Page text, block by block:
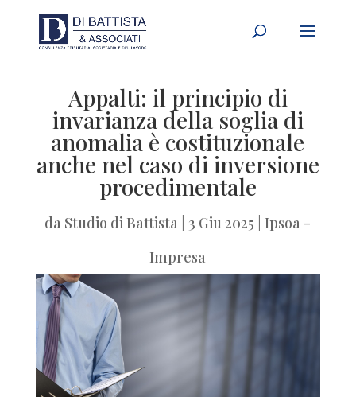
Appalti: il principio di
invarianza della soglia di
anomalia è costituzionale
anche nel caso di inversione
procedimentale
da Studio di Battista 3 Giu 2025 |Ipsoa -
Impresa